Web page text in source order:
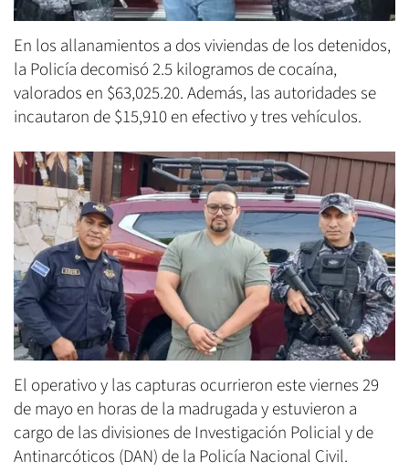
En los allanamientos a dos viviendas de los detenidos,
la Policía decomisó 2.5 kilogramos de cocaína,
valorados en $63,025.20. Además, las autoridades se
incautaron de $15,910 en efectivo y tres vehículos.
El operativo y las capturas ocurrieron este viernes 29
de mayo en horas de la madrugada y estuvieron a
cargo de las divisiones de Investigación Policial y de
Antinarcóticos (DAN) de la Policía Nacional Civil.